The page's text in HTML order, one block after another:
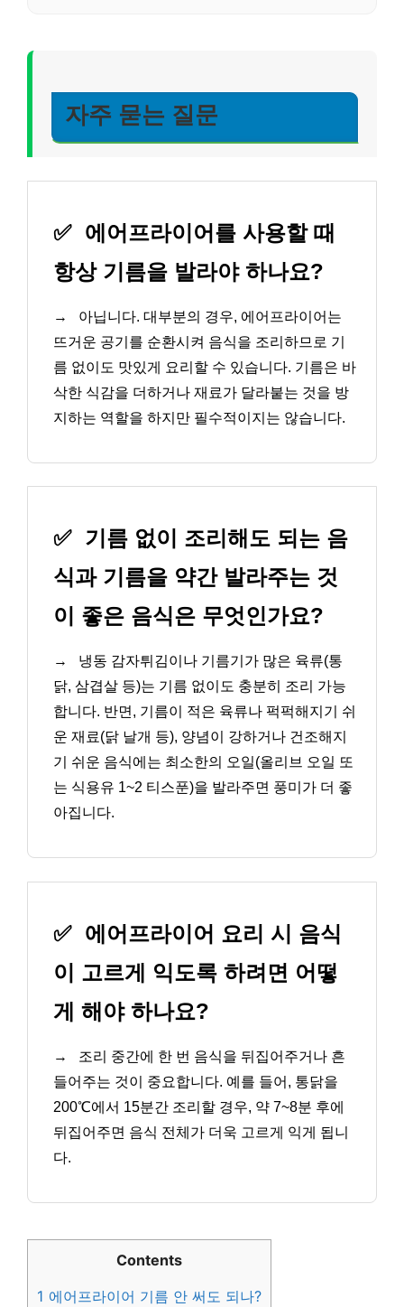
자주 묻는 질문
✅ 에어프라이어를 사용할 때
항상 기름을 발라야 하나요?
→
아닙니다. 대부분의 경우, 에어프라이어는
뜨거운 공기를 순환시켜 음식을 조리하므로 기
름 없이도 맛있게 요리할 수 있습니다. 기름은 바
삭한 식감을 더하거나 재료가 달라붙는 것을 방
지하는 역할을 하지만 필수적이지는 않습니다.
✅ 기름 없이 조리해도 되는 음
식과 기름을 약간 발라주는 것
이 좋은 음식은 무엇인가요?
→
냉동 감자튀김이나 기름기가 많은 육류(통
닭, 삼겹살 등)는 기름 없이도 충분히 조리 가능
합니다. 반면, 기름이 적은 육류나 퍽퍽해지기 쉬
운 재료(닭 날개 등), 양념이 강하거나 건조해지
기 쉬운 음식에는 최소한의 오일(올리브 오일 또
는 식용유 1~2 티스푼)을 발라주면 풍미가 더 좋
아집니다.
✅ 에어프라이어 요리 시 음식
이 고르게 익도록 하려면 어떻
게 해야 하나요?
→
조리 중간에 한 번 음식을 뒤집어주거나 흔
들어주는 것이 중요합니다. 예를 들어, 통닭을
200℃에서 15분간 조리할 경우, 약 7~8분 후에
뒤집어주면 음식 전체가 더욱 고르게 익게 됩니
다.
Contents
1 에어프라이어 기름 안 써도 되나?